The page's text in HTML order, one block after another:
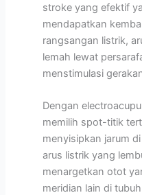
stroke yang efektif
mendapatkan
rangsangan listrik,
lemah lewat
menstimulasi
Dengan
memilih spot-titik
menyisipkan jarum
arus listrik yang
menargetkan otot
meridian lain di